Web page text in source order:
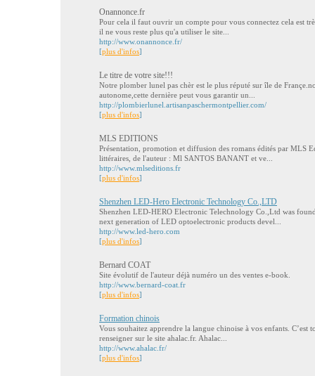
Onannonce.fr
Pour cela il faut ouvrir un compte pour vous connectez cela est
il ne vous reste plus qu'a utiliser le site...
http://www.onannonce.fr/
[plus d'infos]
Le titre de votre site!!!
Notre plomber lunel pas chèr est le plus réputé sur île de
autonome,cette dernière peut vous garantir un...
http://plombierlunel.artisanpaschermontpellier.com/
[plus d'infos]
MLS EDITIONS
Présentation, promotion et diffusion des romans édités par MLS
littéraires, de l'auteur : Ml SANTOS BANANT et ve...
http://www.mlseditions.fr
[plus d'infos]
Shenzhen LED-Hero Electronic Technology Co.,LTD
Shenzhen LED-HERO Electronic Telechnology Co.,Ltd was
next generation of LED optoelectronic products devel...
http://www.led-hero.com
[plus d'infos]
Bernard COAT
Site évolutif de l'auteur déjà numéro un des ventes e-book.
http://www.bernard-coat.fr
[plus d'infos]
Formation chinois
Vous souhaitez apprendre la langue chinoise à vos enfants.
renseigner sur le site ahalac.fr. Ahalac...
http://www.ahalac.fr/
[plus d'infos]